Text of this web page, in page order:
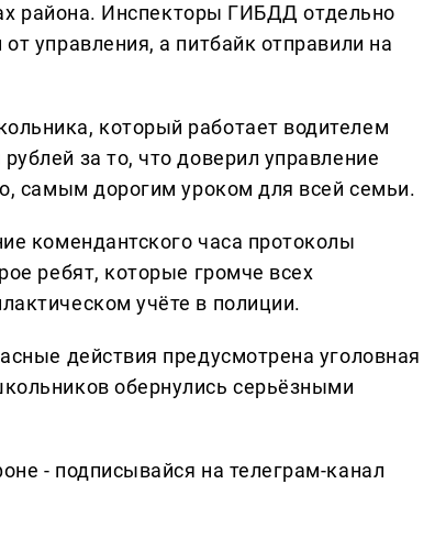
района. Инспекторы ГИБДД отдельно
управления, а питбайк отправили на
который работает водителем
за то, что доверил управление
самым дорогим уроком для всей семьи.
комендантского часа протоколы
ребят, которые громче всех
учёте в полиции.
действия предусмотрена уголовная
обернулись серьёзными
- подписывайся на телеграм-канал